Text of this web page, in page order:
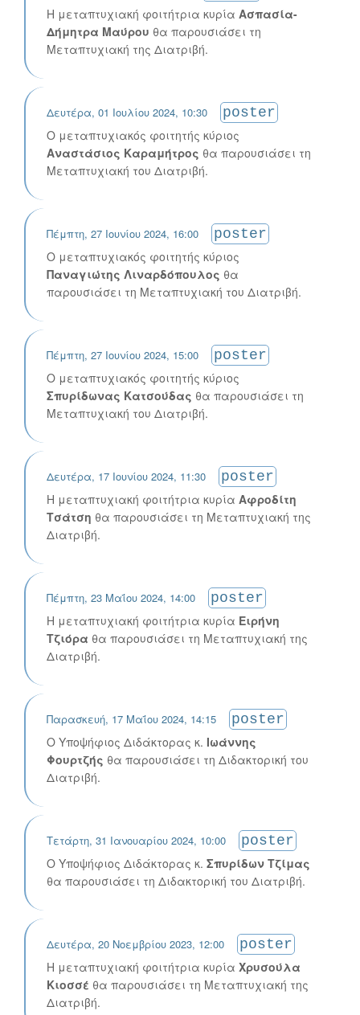
Η μεταπτυχιακή φοιτήτρια κυρία Ασπασία-
Δήμητρα Μαύρου θα παρουσιάσει τη
Μεταπτυχιακή της Διατριβή.
Δευτέρα, 01 Ιουλίου 2024, 10:30
poster
Ο μεταπτυχιακός φοιτητής κύριος
Αναστάσιος Καραμήτρος θα παρουσιάσει τη
Μεταπτυχιακή του Διατριβή.
Πέμπτη, 27 Ιουνίου 2024, 16:00
poster
Ο μεταπτυχιακός φοιτητής κύριος
Παναγιώτης Λιναρδόπουλος θα
παρουσιάσει τη Μεταπτυχιακή του Διατριβή.
Πέμπτη, 27 Ιουνίου 2024, 15:00
poster
Ο μεταπτυχιακός φοιτητής κύριος
Σπυρίδωνας Κατσούδας θα παρουσιάσει τη
Μεταπτυχιακή του Διατριβή.
Δευτέρα, 17 Ιουνίου 2024, 11:30
poster
H μεταπτυχιακή φοιτήτρια κυρία Αφροδίτη
Τσάτση θα παρουσιάσει τη Μεταπτυχιακή της
Διατριβή.
Πέμπτη, 23 Μαΐου 2024, 14:00
poster
H μεταπτυχιακή φοιτήτρια κυρία Ειρήνη
Τζιόρα θα παρουσιάσει τη Μεταπτυχιακή της
Διατριβή.
Παρασκευή, 17 Μαΐου 2024, 14:15
poster
Ο Υποψήφιος Διδάκτορας κ. Ιωάννης
Φουρτζής θα παρουσιάσει τη Διδακτορική του
Διατριβή.
Τετάρτη, 31 Ιανουαρίου 2024, 10:00
poster
Ο Υποψήφιος Διδάκτορας κ. Σπυρίδων Τζίμας
θα παρουσιάσει τη Διδακτορική του Διατριβή.
Δευτέρα, 20 Νοεμβρίου 2023, 12:00
poster
H μεταπτυχιακή φοιτήτρια κυρία Χρυσούλα
Κιοσσέ θα παρουσιάσει τη Μεταπτυχιακή της
Διατριβή.